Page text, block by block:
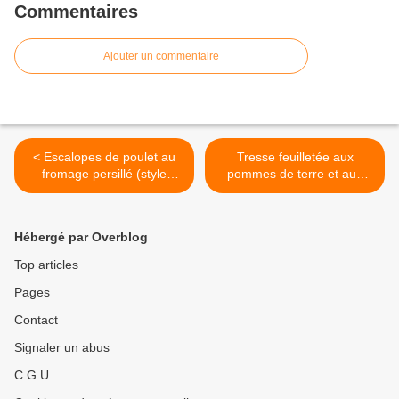
Commentaires
Ajouter un commentaire
< Escalopes de poulet au
fromage persillé (style
roquefort)
Tresse feuilletée aux
pommes de terre et aux
lardons >
Hébergé par Overblog
Top articles
Pages
Contact
Signaler un abus
C.G.U.